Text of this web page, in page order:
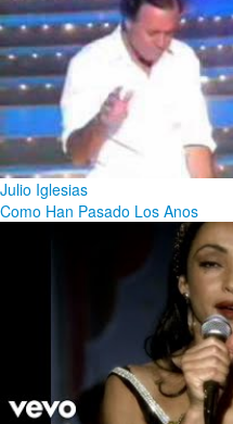
Julio Iglesias
Como Han Pasado Los Anos